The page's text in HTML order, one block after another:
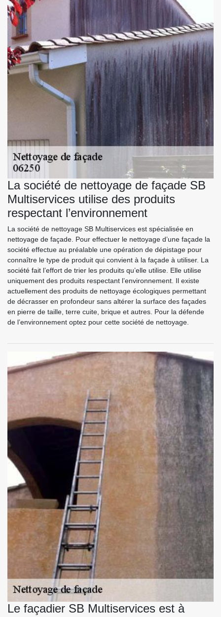
La société de nettoyage de façade SB
Multiservices utilise des produits
respectant l’environnement
La société de nettoyage SB Multiservices est spécialisée en
nettoyage de façade. Pour effectuer le nettoyage d’une façade la
société effectue au préalable une opération de dépistage pour
connaître le type de produit qui convient à la façade à utiliser. La
société fait l’effort de trier les produits qu’elle utilise. Elle utilise
uniquement des produits respectant l’environnement. Il existe
actuellement des produits de nettoyage écologiques permettant
de décrasser en profondeur sans altérer la surface des façades
en pierre de taille, terre cuite, brique et autres. Pour la défende
de l’environnement optez pour cette société de nettoyage.
Le façadier SB Multiservices est à